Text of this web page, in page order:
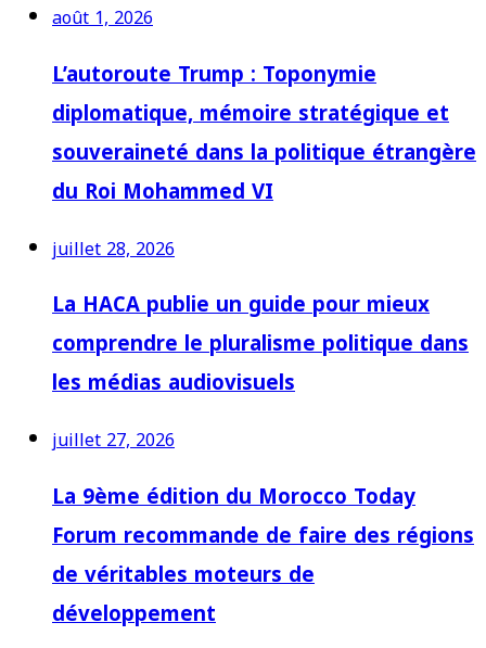
août 1, 2026
L’autoroute Trump : Toponymie
diplomatique, mémoire stratégique et
souveraineté dans la politique étrangère
du Roi Mohammed VI
juillet 28, 2026
La HACA publie un guide pour mieux
comprendre le pluralisme politique dans
les médias audiovisuels
juillet 27, 2026
La 9ème édition du Morocco Today
Forum recommande de faire des régions
de véritables moteurs de
développement